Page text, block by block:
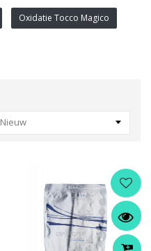
Oxidatie Tocco Magico
Nieuw